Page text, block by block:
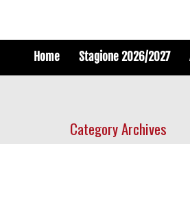
Home Stagione 2026/2027
Category Archives